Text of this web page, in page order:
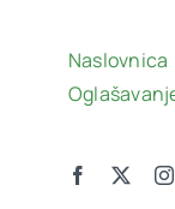
Naslovnica